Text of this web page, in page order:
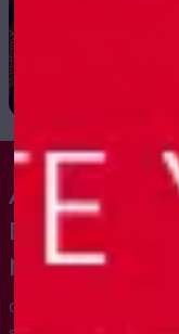
APROVEITE
DA AVIS!
MESMO!
Com a AVIS LAC, você